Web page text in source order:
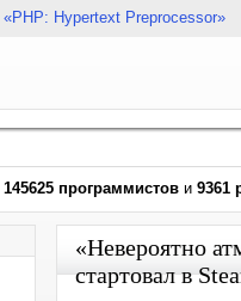
«PHP: Hypertext Preprocessor»
145625 программистов и 9361
«Невероятно
стартовал в